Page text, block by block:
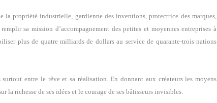
propriété industrielle, gardienne des inventions, protectrice des marques,
sa mission d’accompagnement des petites et moyennes entreprises à
plus de quatre milliards de dollars au service de quarante-trois nations
entre le rêve et sa réalisation. En donnant aux créateurs les moyens
la richesse de ses idées et le courage de ses bâtisseurs invisibles.